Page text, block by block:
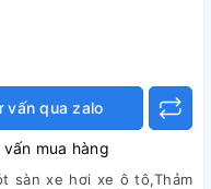
vấn qua zalo
mua hàng
sàn xe hơi xe ô tô,Thảm